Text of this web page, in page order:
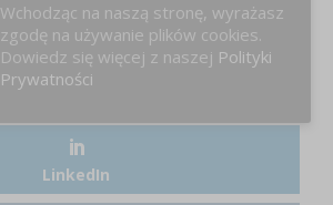
LinkedIn
Wchodząc na naszą stronę, wyrażasz
zgodę na używanie plików cookies.
Dowiedz się więcej z naszej Polityki
Prywatności